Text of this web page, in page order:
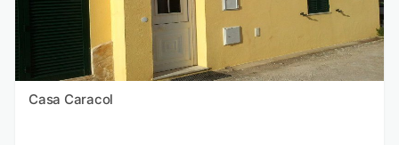
Casa Caracol